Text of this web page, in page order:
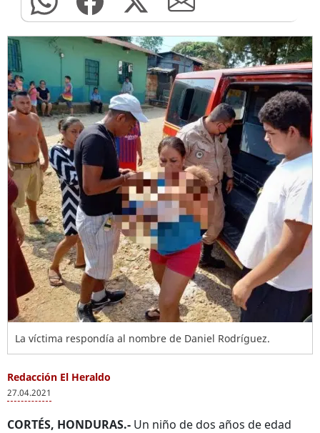
La víctima respondía al nombre de Daniel Rodríguez.
Redacción El Heraldo
27.04.2021
CORTÉS, HONDURAS.- Un niño de dos años de edad